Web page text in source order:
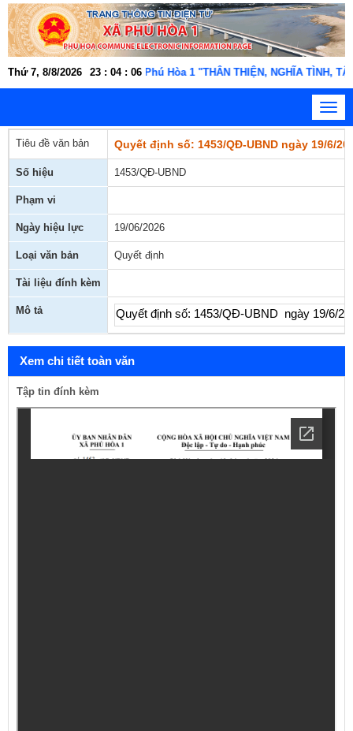
Thứ 7, 8/8/2026 23 : 04 : 06
người lao động xã Phú Hòa 1 "THÂN THIỆN, NGHĨA TÌNH, TẬN
Tiêu đề văn bản
Quyết định số: 1453/QĐ-UBND ngày 19/6/
Số hiệu 1453/QĐ-UBND
Phạm vi
Ngày hiệu lực 19/06/2026
Loại văn bản Quyết định
Tài liệu đính kèm
Mô tả Quyết định số: 1453/QĐ-UBND ngày 19/6/
Xem chi tiết toàn văn
Tập tin đính kèm